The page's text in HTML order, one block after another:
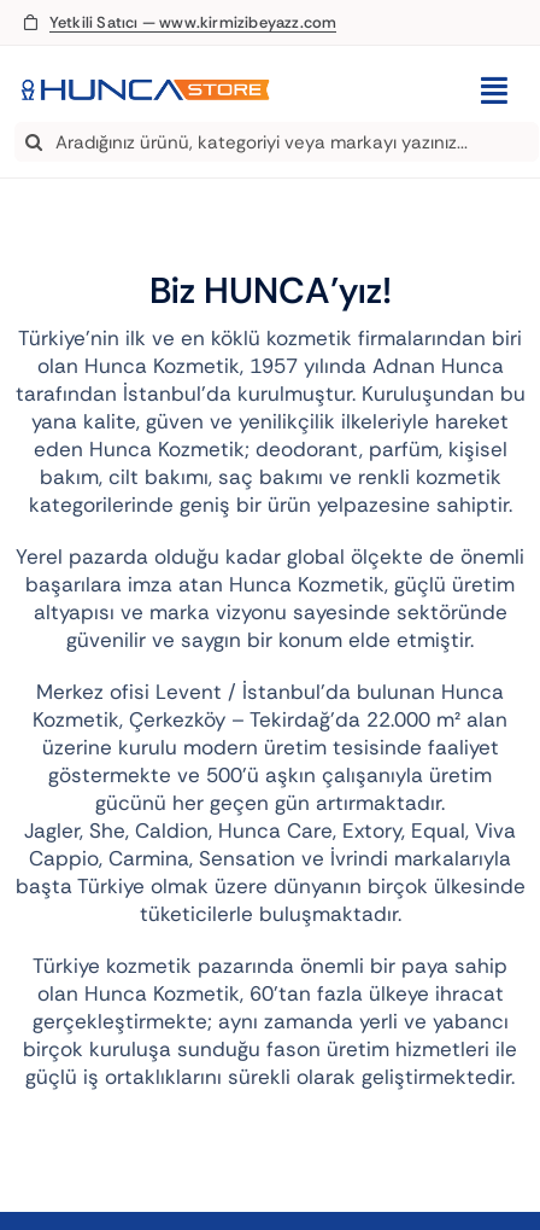
Skip
content
Yetkili Satıcı — www.kirmizibeyazz.com
EDT Parfüm
Şampuan
Saç Kremi
Saç Spreyi
Traş Kolonyası
Wax
Masaj Jeli
Vücut Spreyi
Duş Jeli
Avantajlı Ürün Setleri
Search
Biz HUNCA’yız!
Türkiye’nin ilk ve en köklü kozmetik firmalarından biri
olan Hunca Kozmetik, 1957 yılında Adnan Hunca
tarafından İstanbul’da kurulmuştur. Kuruluşundan bu
yana kalite, güven ve yenilikçilik ilkeleriyle hareket
eden Hunca Kozmetik; deodorant, parfüm, kişisel
bakım, cilt bakımı, saç bakımı ve renkli kozmetik
kategorilerinde geniş bir ürün yelpazesine sahiptir.
Yerel pazarda olduğu kadar global ölçekte de önemli
başarılara imza atan Hunca Kozmetik, güçlü üretim
altyapısı ve marka vizyonu sayesinde sektöründe
güvenilir ve saygın bir konum elde etmiştir.
Merkez ofisi Levent / İstanbul’da bulunan Hunca
Kozmetik, Çerkezköy – Tekirdağ’da 22.000 m² alan
üzerine kurulu modern üretim tesisinde faaliyet
göstermekte ve 500’ü aşkın çalışanıyla üretim
gücünü her geçen gün artırmaktadır.
Jagler, She, Caldion, Hunca Care, Extory, Equal, Viva
Cappio, Carmina, Sensation ve İvrindi markalarıyla
başta Türkiye olmak üzere dünyanın birçok ülkesinde
tüketicilerle buluşmaktadır.
Türkiye kozmetik pazarında önemli bir paya sahip
olan Hunca Kozmetik, 60’tan fazla ülkeye ihracat
gerçekleştirmekte; aynı zamanda yerli ve yabancı
birçok kuruluşa sunduğu fason üretim hizmetleri ile
güçlü iş ortaklıklarını sürekli olarak geliştirmektedir.